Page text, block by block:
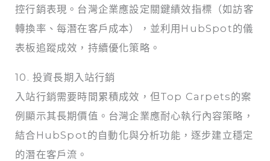
控行銷表現。台灣企業應設定關鍵績效指標（如訪客
轉換率、每潛在客戶成本），並利用HubSpot的儀
表板追蹤成效，持續優化策略。
10. 投資長期入站行銷
入站行銷需要時間累積成效，但Top Carpets的案
例顯示其長期價值。台灣企業應耐心執行內容策略，
結合HubSpot的自動化與分析功能，逐步建立穩定
的潛在客戶流。